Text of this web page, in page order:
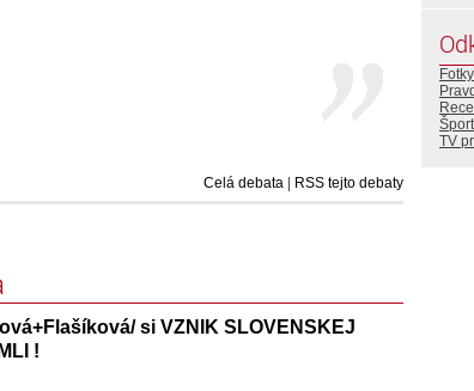
Celá debata RSS tejto debaty
si VZNIK SLOVENSKEJ
!
Fotky
Šport
TV